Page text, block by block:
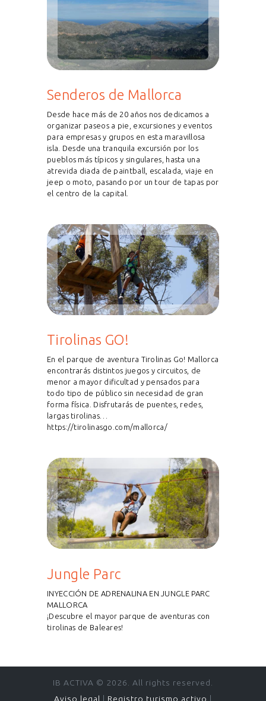
Senderos de Mallorca
Desde hace más de 20 años nos dedicamos a
organizar paseos a pie, excursiones y eventos
para empresas y grupos en esta maravillosa
isla. Desde una tranquila excursión por los
pueblos más típicos y singulares, hasta una
atrevida diada de paintball, escalada, viaje en
jeep o moto, pasando por un tour de tapas por
el centro de la capital.
Tirolinas GO!
En el parque de aventura Tirolinas Go! Mallorca
encontrarás distintos juegos y circuitos, de
menor a mayor dificultad y pensados para
todo tipo de público sin necesidad de gran
forma física. Disfrutarás de puentes, redes,
largas tirolinas…
https://tirolinasgo.com/mallorca/
Jungle Parc
INYECCIÓN DE ADRENALINA EN JUNGLE PARC
MALLORCA
¡Descubre el mayor parque de aventuras con
tirolinas de Baleares!
IB ACTIVA © 2026. All rights reserved.
Aviso legal
Registro turismo activo